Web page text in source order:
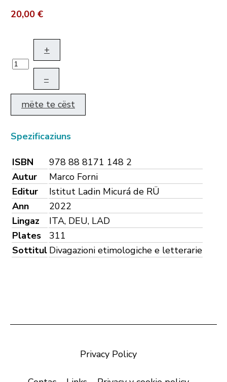
20,00 €
+
–
mëte te cëst
Spezificaziuns
ISBN
978 88 8171 148 2
Autur
Marco Forni
Editur
Istitut Ladin Micurá de RÜ
Ann
2022
Lingaz
ITA, DEU, LAD
Plates
311
Sottitul Divagazioni etimologiche e letterarie
Privacy Policy